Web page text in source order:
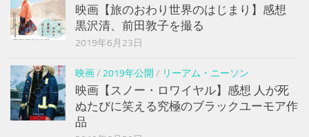
映画【旅のおわり世界のはじまり】感想
黒沢清、前田敦子を撮る
2019年6月23日
映画/ 2019年公開 / リーアム・ニーソン
映画【スノー・ロワイヤル】感想 人が死
ぬたびに笑える究極のブラックユーモア作
品